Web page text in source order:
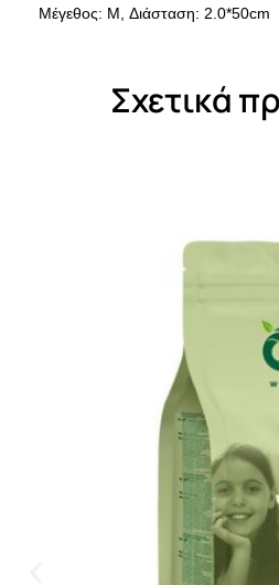
Μέγεθος: M, Διάσταση: 2.0*50cm
Σχετικά